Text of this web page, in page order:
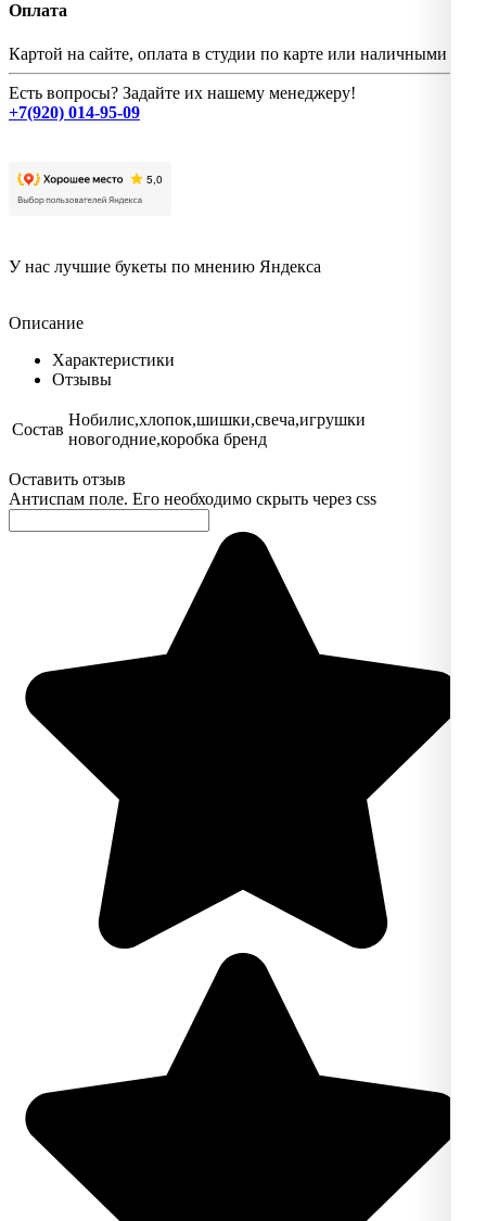
Оплата
Картой на сайте, оплата в студии по карте или наличными
Есть вопросы? Задайте их нашему менеджеру!
+7(920) 014-95-09
У нас лучшие букеты по мнению Яндекса
Описание
Характеристики
Отзывы
Состав
Нобилис,хлопок,шишки,свеча,игрушки
новогодние,коробка бренд
Оставить отзыв
Антиспам поле. Его необходимо скрыть через css